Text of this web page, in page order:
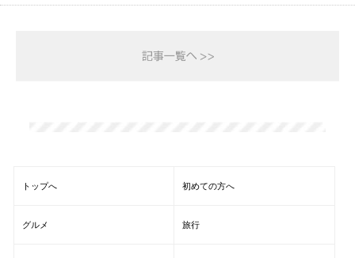
トップへ 初めての方へ
グルメ 旅行